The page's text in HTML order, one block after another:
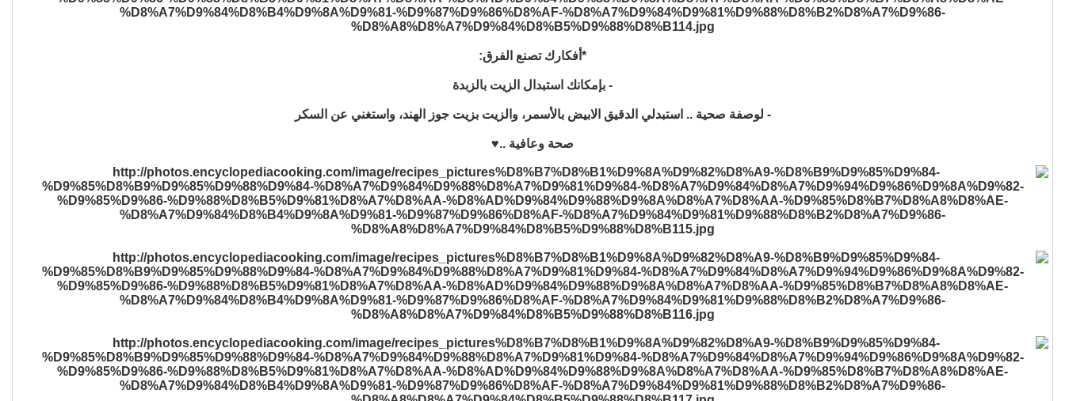
*أفكارك تصنع الفرق:
- بإمكانك استبدال الزيت بالزبدة
- لوصفة صحية .. استبدلي الدقيق الابيض بالأسمر، والزيت بزيت جوز الهند، واستغني عن السكر
صحة وعافية ..♥